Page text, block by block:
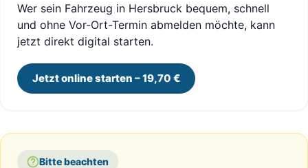
Wer sein Fahrzeug in Hersbruck bequem, schnell
und ohne Vor-Ort-Termin abmelden möchte, kann
jetzt direkt digital starten.
Jetzt online starten – 19,70 €
Bitte beachten